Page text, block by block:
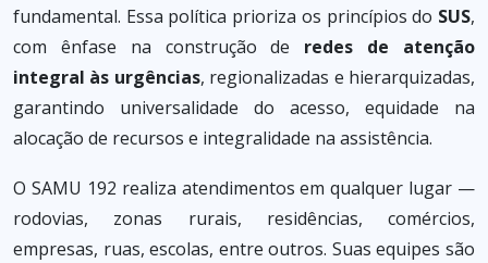
fundamental. Essa política prioriza os princípios do SUS,
com ênfase na construção de redes de atenção
integral às urgências, regionalizadas e hierarquizadas,
garantindo universalidade do acesso, equidade na
alocação de recursos e integralidade na assistência.
O SAMU 192 realiza atendimentos em qualquer lugar —
rodovias, zonas rurais, residências, comércios,
empresas, ruas, escolas, entre outros. Suas equipes são